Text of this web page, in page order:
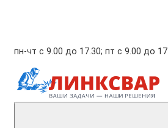
пн-чт с 9.00 до 17.30; пт с 9.00 до